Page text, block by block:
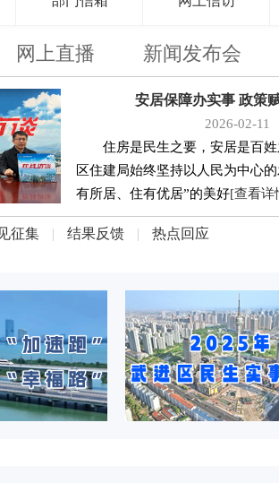
网上直播 新闻发布会
安居保障办实事 政策
2026-02-11
住房是民生之要，安居是百
区住建局始终坚持以人民为中心
有所居、住有优居”的美好[查看详
征集 | 结果反馈 | 热点回应